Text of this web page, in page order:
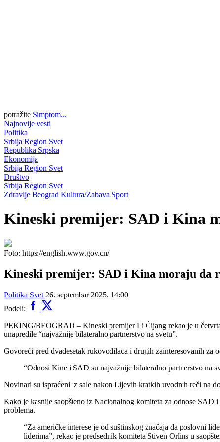
potražite Simptom...
Najnovije vesti
Politika
Srbija Region Svet
Republika Srpska
Ekonomija
Srbija Region Svet
Društvo
Srbija Region Svet
Zdravlje Beograd Kultura/Zabava Sport
Kineski premijer: SAD i Kina
Foto: https://english.www.gov.cn/
Kineski premijer: SAD i Kina moraju da
Politika Svet 26. septembar 2025. 14:00
Podeli:
PEKING/BEOGRAD – Kineski premijer Li Ćijang rekao je u
unapredile “najvažnije bilateralno partnerstvo na svetu”.
Govoreći pred dvadesetak rukovodilaca i drugih zainteresovanih za
“Odnosi Kine i SAD su najvažnije bilateralno partnerstvo na
Novinari su ispraćeni iz sale nakon Lijevih kratkih uvodnih reči na
Kako je kasnije saopšteno iz Nacionalnog komiteta za odnose
problema.
“Za američke interese je od suštinskog značaja da poslovni
liderima”, rekao je predsednik komiteta Stiven Orlins u